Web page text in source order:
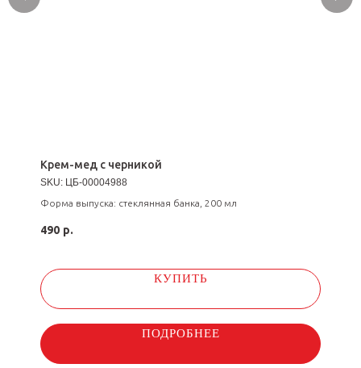
Крем-мед с черникой
SKU: ЦБ-00004988
Форма выпуска: стеклянная банка, 200 мл
490 р.
КУПИТЬ
ПОДРОБНЕЕ